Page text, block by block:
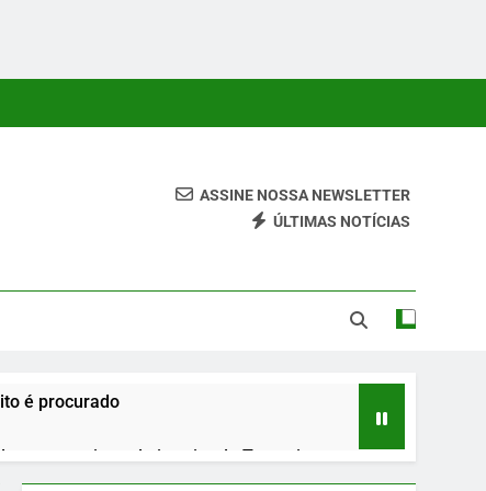
O Leitor.
ASSINE NOSSA NEWSLETTER
ÚLTIMAS NOTÍCIAS
é procurado
roteiro pelo interior do Tocantins